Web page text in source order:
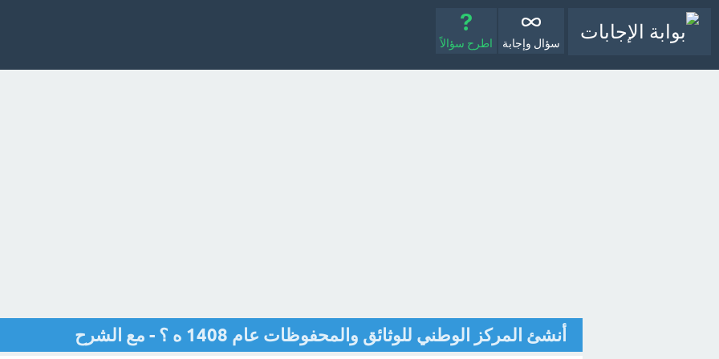
سؤال وإجابة اطرح سؤالاً
أنشئ المركز الوطني للوثائق والمحفوظات عام 1408 ه ؟ - مع الشرح